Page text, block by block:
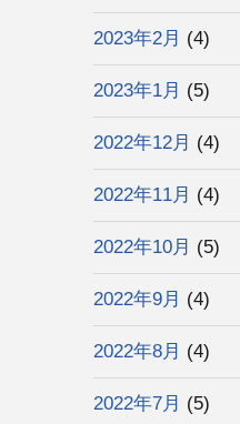
2023年2月 (4)
2023年1月 (5)
2022年12月 (4)
2022年11月 (4)
2022年10月 (5)
2022年9月 (4)
2022年8月 (4)
2022年7月 (5)